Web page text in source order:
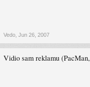
Vedo Jun 26, 2007
Vidio sam reklamu